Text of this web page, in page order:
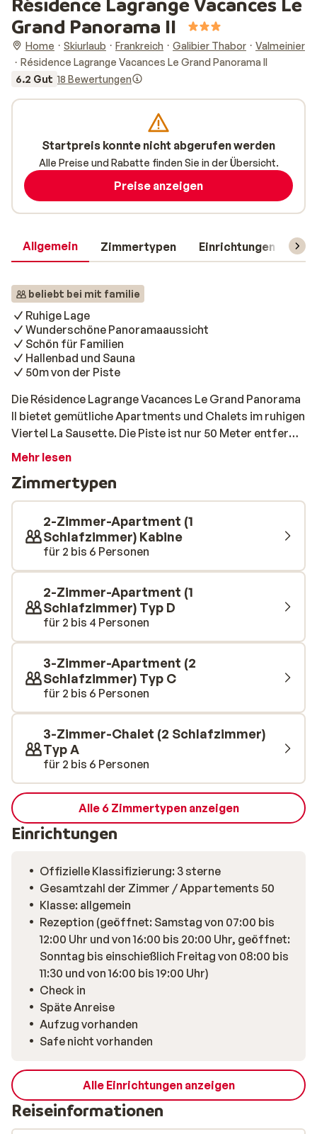
Grand Panorama II
Home Skiurlaub Frankreich Galibier Thabor
Valmeinier
Résidence Lagrange Vacances Le Grand Panorama II
6.2 Gut 18 Bewertungen
Allgemein Zimmertypen Einrichtungen
beliebt bei mit familie
Ruhige Lage
Wunderschöne Panoramaaussicht
Schön für Familien
Hallenbad und Sauna
50m von der Piste
Die Résidence Lagrange Vacances Le Grand Panorama
II bietet gemütliche Apartments und Chalets im ruhigen
Viertel La Sausette. Die Piste ist nur 50 Meter entfernt,
sodass Sie morgens nicht weit laufen müssen, um Ihre
Valmeinier liegt etwas weiter entfernt: 500 Meter. Der
nächstgelegene Lift ist „Grand Panorama”. Die
Apartments sind geräumig und komfortabel
eingerichtet. Wie der Name schon vermuten lässt,
haben Sie von Ihrem Apartment aus einen grandiosen
Panoramablick über die verschneite Umgebung. Lust
auf Entspannung nach einem Tag auf der Piste? Dann
nehmen Sie ein erfrischendes Bad im beheizten
Innenpool oder genießen Sie gegen Aufpreis einen
Saunabesuch.
Mehr lesen
Zimmertypen
2-Zimmer-Apartment (1
Schlafzimmer) Kabine
für 2 bis 6 Personen
2-Zimmer-Apartment (1
Schlafzimmer) Typ D
für 2 bis 4 Personen
3-Zimmer-Apartment (2
Schlafzimmer) Typ C
für 2 bis 6 Personen
3-Zimmer-Chalet (2 Schlafzimmer)
Typ A
für 2 bis 6 Personen
Alle 6 Zimmertypen anzeigen
Einrichtungen
Offizielle Klassifizierung: 3 sterne
Gesamtzahl der Zimmer / Appartements 50
Klasse: allgemein
Rezeption (geöffnet: Samstag von 07:00 bis
12:00 Uhr und von 16:00 bis 20:00 Uhr, geöffnet:
Sonntag bis einschießlich Freitag von 08:00 bis
11:30 und von 16:00 bis 19:00 Uhr)
Check in
Späte Anreise
Aufzug vorhanden
Safe nicht vorhanden
Alle Einrichtungen anzeigen
Reiseinformationen
Startpreis konnte nicht abgerufen werden
Alle Preise und Rabatte finden Sie in der Übersicht.
Preise anzeigen